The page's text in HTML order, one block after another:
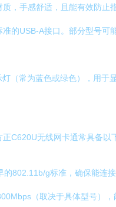
，手感舒适，且能有效防止
准的USB-A接口。部分型号
（常为蓝色或绿色），用于
C620U无线网卡通常具备以
802.11b/g标准，确保能连
（取决于具体型号）